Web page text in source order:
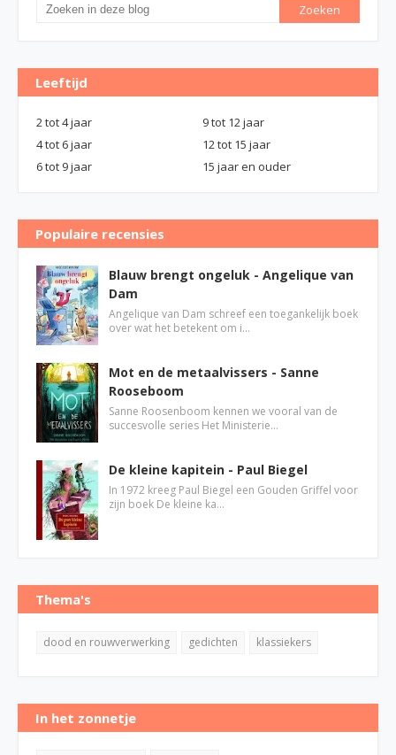
Leeftijd
2 tot 4 jaar
9 tot 12 jaar
4 tot 6 jaar
12 tot 15 jaar
6 tot 9 jaar
15 jaar en ouder
Populaire recensies
Blauw brengt ongeluk - Angelique van
Dam
Angelique van Dam schreef een toegankelijk boek
over wat het betekent om i…
Mot en de metaalvissers - Sanne
Rooseboom
Sanne Roosenboom kennen we vooral van de
succesvolle series Het Ministerie…
De kleine kapitein - Paul Biegel
In 1972 kreeg Paul Biegel een Gouden Griffel voor
zijn boek De kleine ka…
Thema's
dood en rouwverwerking gedichten klassiekers
In het zonnetje